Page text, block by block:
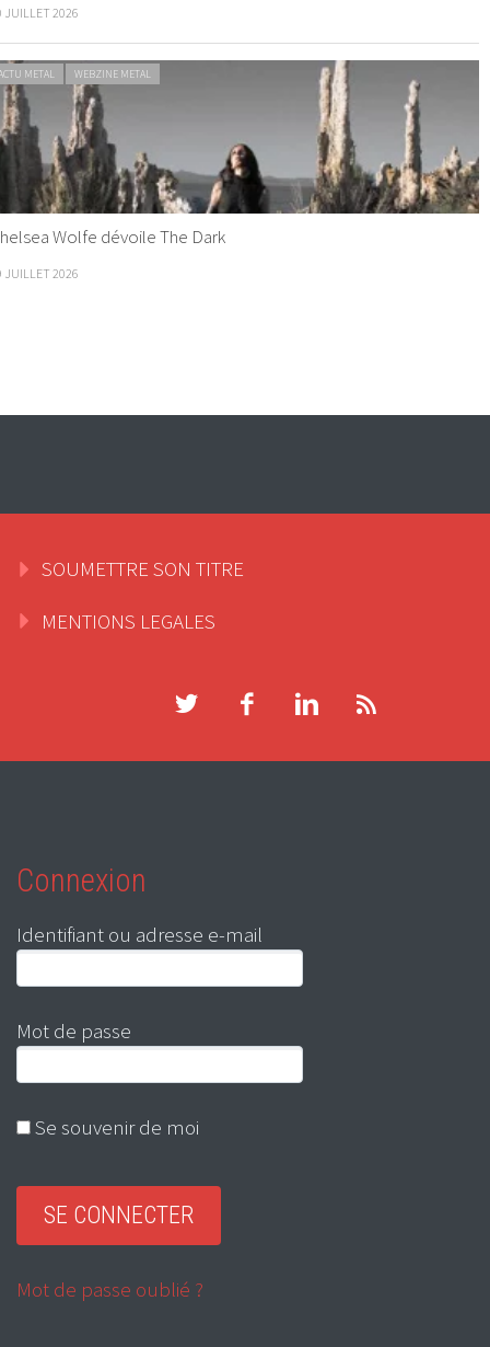
JUILLET 2026
METAL WEBZINE METAL
Wolfe dévoile The Dark
JUILLET 2026
SOUMETTRE SON TITRE
MENTIONS LEGALES
Connexion
Identifiant ou adresse e-mail
Mot de passe
Se souvenir de moi
Mot de passe oublié ?